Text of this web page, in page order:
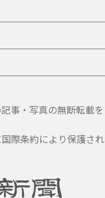
事・写真の無断転載を
際条約により保護され